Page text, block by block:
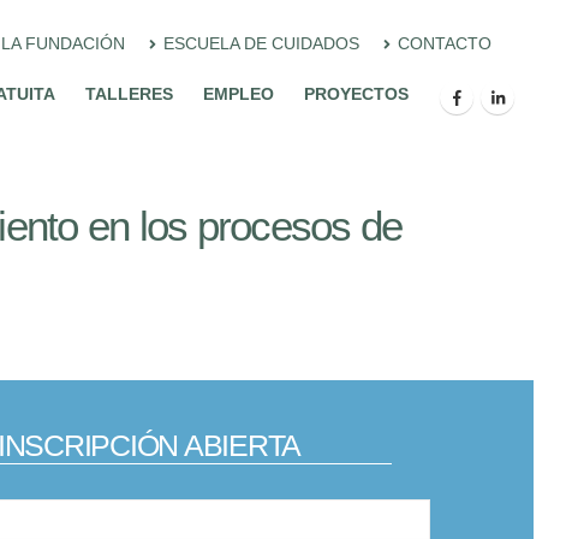
LA FUNDACIÓN ESCUELA DE CUIDADOS CONTACTO
TALLERES EMPLEO PROYECTOS
en los procesos de
INSCRIPCIÓN ABIERTA